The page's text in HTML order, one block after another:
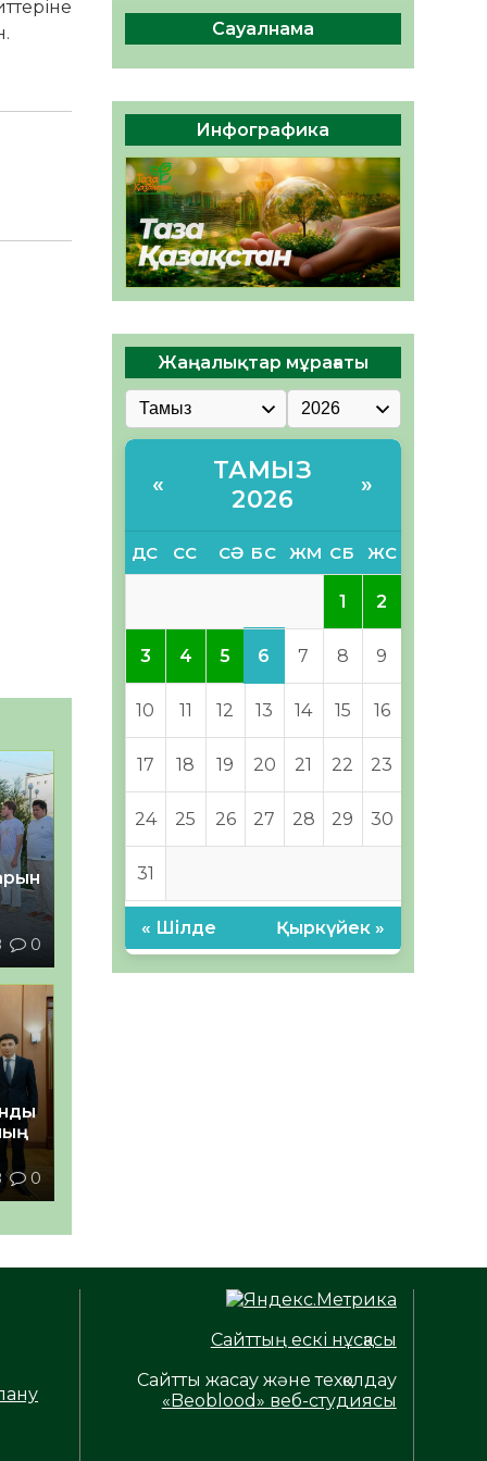
0
0
04.08.2026 47 0
Құрылтай: Қызылордада
1344 комиссия мүшесінің
04.08.2026
38 0
ҚҰРЫЛТАЙ САЙЛАУЫ – ЕЛ
БІРЛІГІ МЕН АЗАМАТТЫҚ
ЖАУАПКЕРШІЛІКТІҢ
КӨРІНІСІ
04.08.2026 50 0
Сауалнама
Инфографика
Жаңалықтар мұрағаты
«
ТАМЫЗ
2026
»
ДС СС СӘ БС ЖМ СБ ЖС
1 2
3 4 5 6 7 8 9
10 11 12 13 14 15 16
17 18 19 20 21 22 23
24 25 26 27 28 29 30
31
« Шілде Қыркүйек »
Сайттың ескі нұсқасы
Сайтты жасау және техқолдау
«Beoblood» веб-студиясы